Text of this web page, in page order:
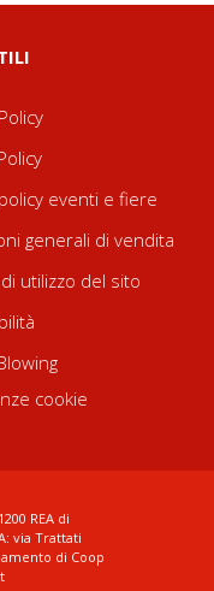
eventi e fiere
generali di vendita
utilizzo del sito
cookie
REA di
via Trattati
di Coop